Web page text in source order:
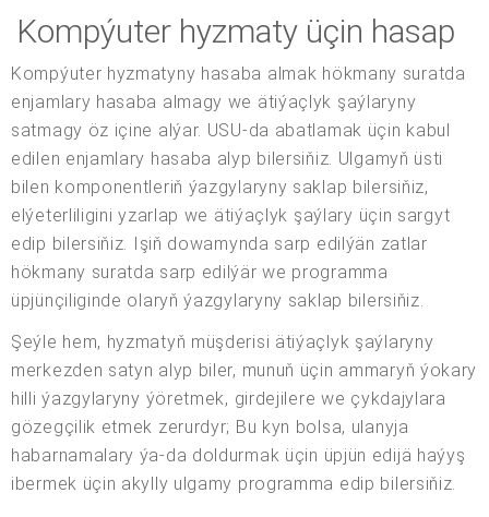
Kompýuter hyzmaty üçin hasap
Kompýuter hyzmatyny hasaba almak hökmany suratda
enjamlary hasaba almagy we ätiýaçlyk şaýlaryny
satmagy öz içine alýar. USU-da abatlamak üçin kabul
edilen enjamlary hasaba alyp bilersiňiz. Ulgamyň üsti
bilen komponentleriň ýazgylaryny saklap bilersiňiz,
elýeterliligini yzarlap we ätiýaçlyk şaýlary üçin sargyt
edip bilersiňiz. Işiň dowamynda sarp edilýän zatlar
hökmany suratda sarp edilýär we programma
üpjünçiliginde olaryň ýazgylaryny saklap bilersiňiz.
Şeýle hem, hyzmatyň müşderisi ätiýaçlyk şaýlaryny
merkezden satyn alyp biler, munuň üçin ammaryň ýokary
hilli ýazgylaryny ýöretmek, girdejilere we çykdajylara
gözegçilik etmek zerurdyr; Bu kyn bolsa, ulanyja
habarnamalary ýa-da doldurmak üçin üpjün edijä haýyş
ibermek üçin akylly ulgamy programma edip bilersiňiz.